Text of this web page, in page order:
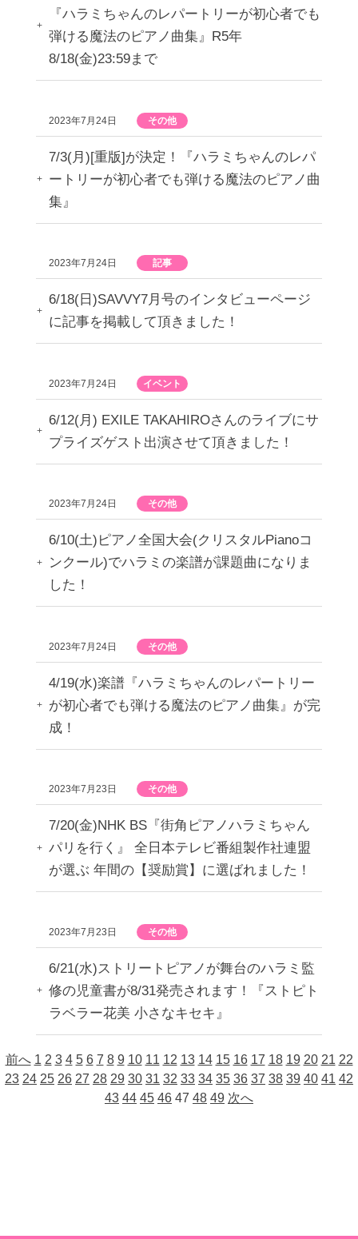
『ハラミちゃんのレパートリーが初心者でも
弾ける魔法のピアノ曲集』R5年
8/18(金)23:59まで
2023年7月24日 その他
7/3(月)[重版]が決定！『ハラミちゃんのレパ
ートリーが初心者でも弾ける魔法のピアノ曲
集』
2023年7月24日 記事
6/18(日)SAVVY7月号のインタビューページ
に記事を掲載して頂きました！
2023年7月24日 イベント
6/12(月) EXILE TAKAHIROさんのライブにサ
プライズゲスト出演させて頂きました！
2023年7月24日 その他
6/10(土)ピアノ全国大会(クリスタルPianoコ
ンクール)でハラミの楽譜が課題曲になりま
した！
2023年7月24日 その他
4/19(水)楽譜『ハラミちゃんのレパートリー
が初心者でも弾ける魔法のピアノ曲集』が完
成！
2023年7月23日 その他
7/20(金)NHK BS『街角ピアノハラミちゃん
パリを行く』 全日本テレビ番組製作社連盟
が選ぶ 年間の【奨励賞】に選ばれました！
2023年7月23日 その他
6/21(水)ストリートピアノが舞台のハラミ監
修の児童書が8/31発売されます！『ストピト
ラベラー花美 小さなキセキ』
前へ 1 2 3 4 5 6 7 8 9 10 11 12 13 14 15 16 17 18 19 20 21 22
23 24 25 26 27 28 29 30 31 32 33 34 35 36 37 38 39 40 41 42
43 44 45 46 47 48 49 次へ